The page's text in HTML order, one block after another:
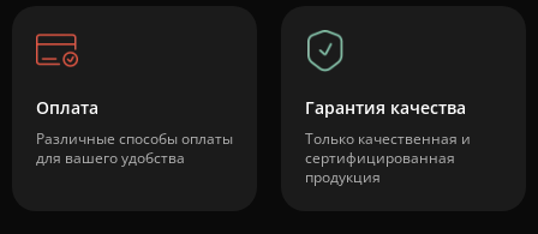
Оплата
Различные способы оплаты
для вашего удобства
Гарантия качества
Только качественная и
сертифицированная
продукция